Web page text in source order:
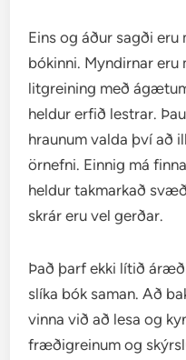
Eins og áður sagði
bókinni. Myndirnar
litgreining með
heldur erfið lestrar.
hraunum valda því að
örnefni. Einnig má
heldur takmarkað
skrár eru vel gerðar.
Það þarf ekki lítið
slíka bók saman. Að
vinna við að lesa og
fræðigreinum og